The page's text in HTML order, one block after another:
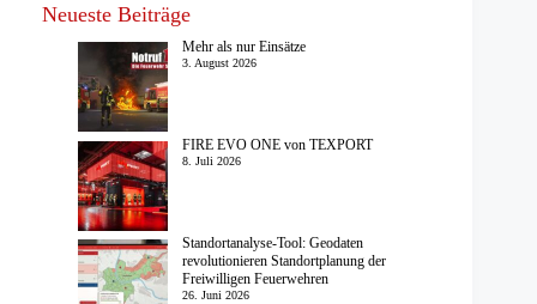
Neueste Beiträge
Mehr als nur Einsätze
3. August 2026
FIRE EVO ONE von TEXPORT
8. Juli 2026
Standortanalyse-Tool: Geodaten
revolutionieren Standortplanung der
Freiwilligen Feuerwehren
26. Juni 2026